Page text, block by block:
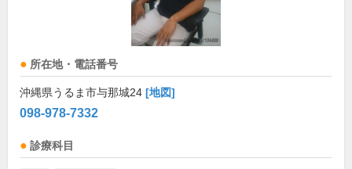
所在地・電話番号
沖縄県うるま市与那城24 [地図]
098-978-7332
診療科目